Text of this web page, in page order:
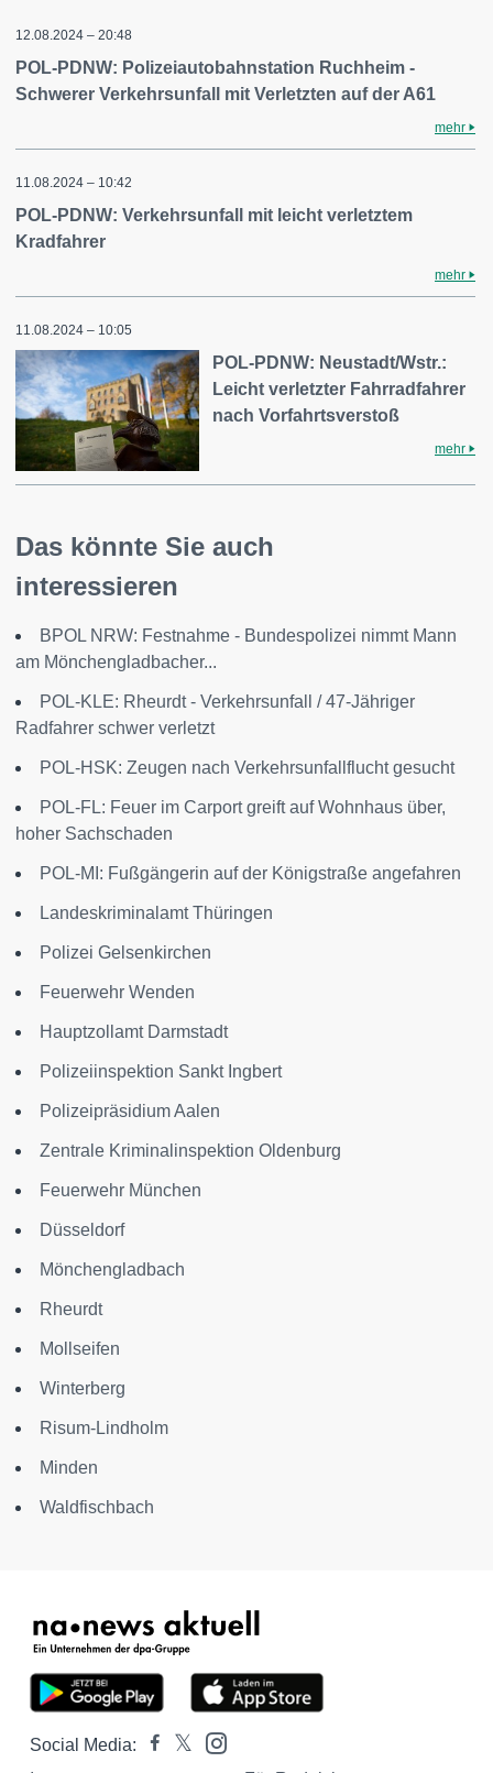
12.08.2024 – 20:48
POL-PDNW: Polizeiautobahnstation Ruchheim -
Schwerer Verkehrsunfall mit Verletzten auf der A61
mehr
11.08.2024 – 10:42
POL-PDNW: Verkehrsunfall mit leicht verletztem
Kradfahrer
mehr
11.08.2024 – 10:05
POL-PDNW: Neustadt/Wstr.:
Leicht verletzter Fahrradfahrer
nach Vorfahrtsverstoß
mehr
Das könnte Sie auch
interessieren
BPOL NRW: Festnahme - Bundespolizei nimmt Mann
am Mönchengladbacher...
POL-KLE: Rheurdt - Verkehrsunfall / 47-Jähriger
Radfahrer schwer verletzt
POL-HSK: Zeugen nach Verkehrsunfallflucht gesucht
POL-FL: Feuer im Carport greift auf Wohnhaus über,
hoher Sachschaden
POL-MI: Fußgängerin auf der Königstraße angefahren
Landeskriminalamt Thüringen
Polizei Gelsenkirchen
Feuerwehr Wenden
Hauptzollamt Darmstadt
Polizeiinspektion Sankt Ingbert
Polizeipräsidium Aalen
Zentrale Kriminalinspektion Oldenburg
Feuerwehr München
Düsseldorf
Mönchengladbach
Rheurdt
Mollseifen
Winterberg
Risum-Lindholm
Minden
Waldfischbach
Social Media: